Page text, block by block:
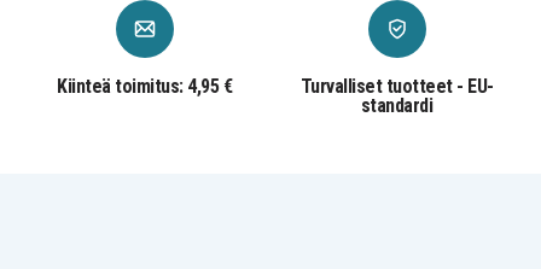
Kiinteä toimitus: 4,95 €
Turvalliset tuotteet - EU-
standardi